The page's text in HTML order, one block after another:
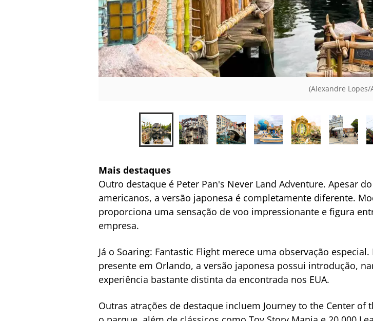
(Alexandre Lopes/
Mais destaques
Outro destaque é Peter Pan's Never Land Adventure. Apesar
americanos, a versão japonesa é completamente diferente.
proporciona uma sensação de voo impressionante e figura
empresa.
Já o Soaring: Fantastic Flight merece uma observação
presente em Orlando, a versão japonesa possui introdução,
experiência bastante distinta da encontrada nos EUA.
Outras atrações de destaque incluem Journey to the Center